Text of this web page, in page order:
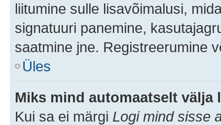
liitumine sulle lisavõimalusi,
signatuuri panemine,
saatmine jne. Registreerumine
Üles
Miks mind automaatselt välja
Kui sa ei märgi Logi mind sisse